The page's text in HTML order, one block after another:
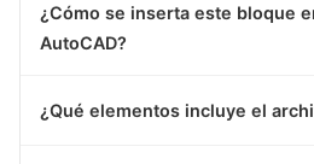
¿Cómo se inserta este bloque
AutoCAD?
¿Qué elementos incluye el